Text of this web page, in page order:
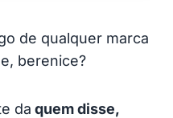
de qualquer marca
berenice?
da quem disse,